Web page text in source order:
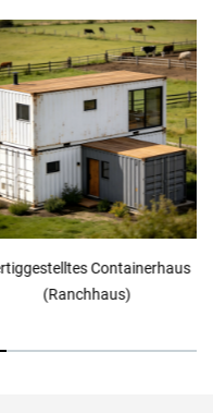
Containerhaus
(Ranchhaus)